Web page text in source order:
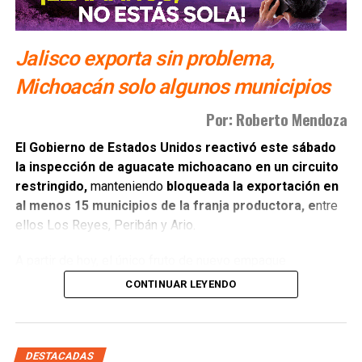
Jalisco exporta sin problema,
Michoacán solo algunos municipios
Por: Roberto Mendoza
El Gobierno de Estados Unidos reactivó este sábado
la inspección de aguacate michoacano en un circuito
restringido,manteniendo bloqueada la exportación en
al menos 15 municipios de la franja productora, entre
ellos Los Reyes, Peribán y Ario.
autorizado para revisión por parte de las autoridades
estadounidenses es el originario de Tancítaro,
Tacámbaro, Uruapan y el corredor geográfico
CONTINUAR LEYENDO
DESTACADAS